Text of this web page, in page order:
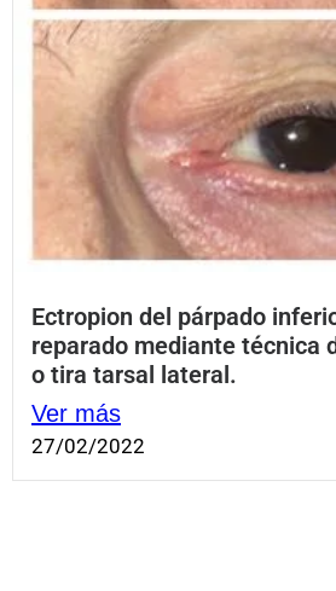
Ectropion del párpado
reparado mediante técnica
o tira tarsal lateral.
Ver más
27/02/2022